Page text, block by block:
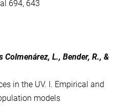
694, 643
Colmenárez, L., Bender, R., &
in the UV. I. Empirical and
models